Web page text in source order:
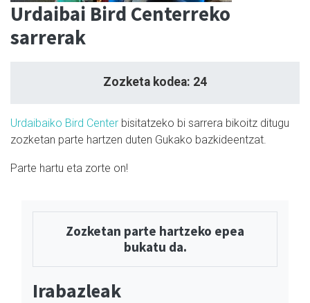
Urdaibai Bird Centerreko
sarrerak
Zozketa kodea: 24
Urdaibaiko Bird Center bisitatzeko bi sarrera bikoitz ditugu
zozketan parte hartzen duten Gukako bazkideentzat.
Parte hartu eta zorte on!
Zozketan parte hartzeko epea
bukatu da.
Irabazleak